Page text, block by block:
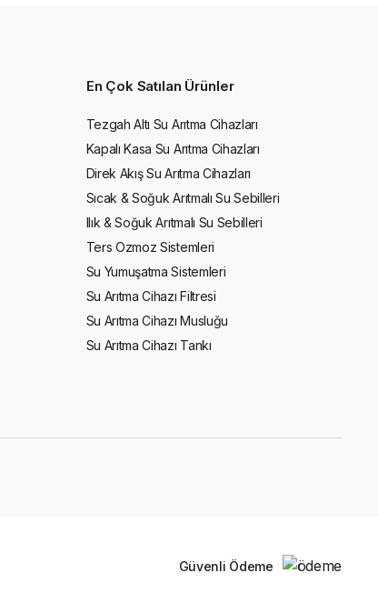
En Çok Satılan Ürünler
Tezgah Altı Su Arıtma Cihazları
Kapalı Kasa Su Arıtma Cihazları
Direk Akış Su Arıtma Cihazları
Sıcak & Soğuk Arıtmalı Su Sebilleri
Ilık & Soğuk Arıtmalı Su Sebilleri
Ters Ozmoz Sistemleri
Su Yumuşatma Sistemleri
Su Arıtma Cihazı Filtresi
Su Arıtma Cihazı Musluğu
Su Arıtma Cihazı Tankı
Güvenli Ödeme